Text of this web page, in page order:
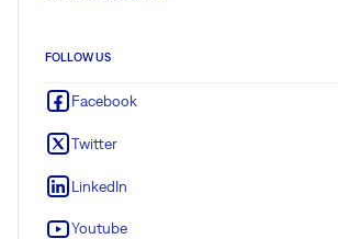
FOLLOW US
Facebook
Twitter
LinkedIn
Youtube